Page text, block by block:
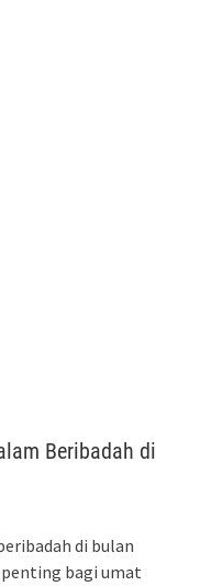
Beribadah di
di bulan
bagi umat